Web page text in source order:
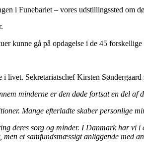
i Funebariet – vores udstillingssted om
kunne gå på opdagelse i de 45
Sekretariatschef Kirsten Søndergaard
minderne er den døde fortsat en del af
Mange efterladte skaber personlige
deres sorg og minder. I Danmark har
et samfundsmæssigt anliggende med